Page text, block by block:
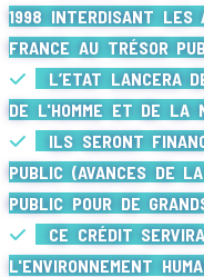
1998 INTERDISANT LES
FRANCE AU TRÉSOR
L’ETAT LANCERA
DE L'HOMME ET DE LA
ILS SERONT
PUBLIC (AVANCES DE
PUBLIC POUR DE
CE CRÉDIT
L'ENVIRONNEMENT